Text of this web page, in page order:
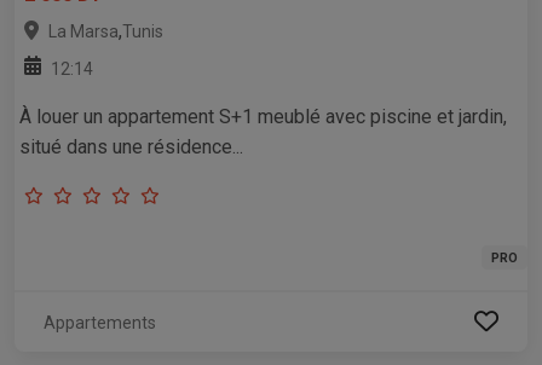
La Marsa,Tunis
12:14
À louer un appartement S+1 meublé avec piscine et jardin,
situé dans une résidence...
PRO
Appartements